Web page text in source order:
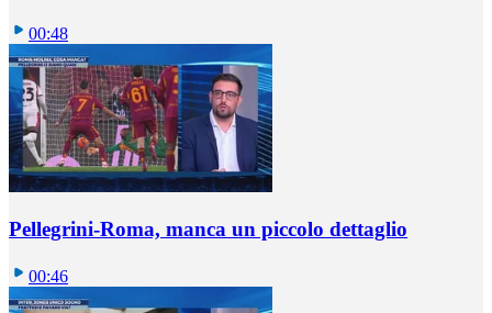
00:48
Pellegrini-Roma, manca un piccolo dettaglio
00:46